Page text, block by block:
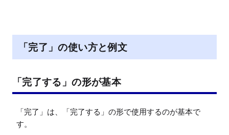
「完了」の使い方と例文
「完了する」の形が基本
「完了」は、「完了する」の形で使用するのが基本で
す。